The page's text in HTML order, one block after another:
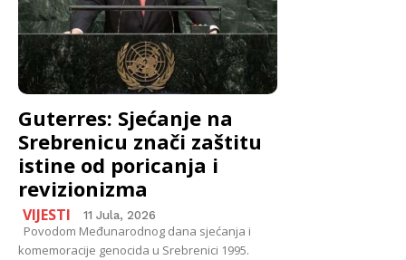
Guterres: Sjećanje na
Srebrenicu znači zaštitu
istine od poricanja i
revizionizma
VIJESTI 11 Jula, 2026
Povodom Međunarodnog dana sjećanja i
komemoracije genocida u Srebrenici 1995.